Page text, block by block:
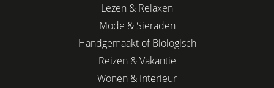
Lezen & Relaxen
Mode & Sieraden
Handgemaakt of Biologisch
Reizen & Vakantie
Wonen & Interieur